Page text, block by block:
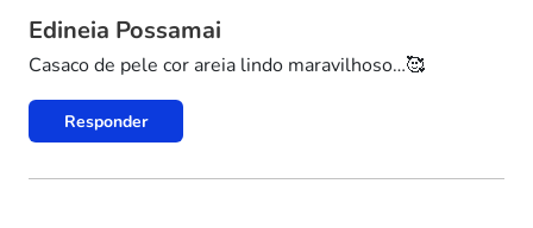
Edineia Possamai
Casaco de pele cor areia lindo maravilhoso…🥰
Responder